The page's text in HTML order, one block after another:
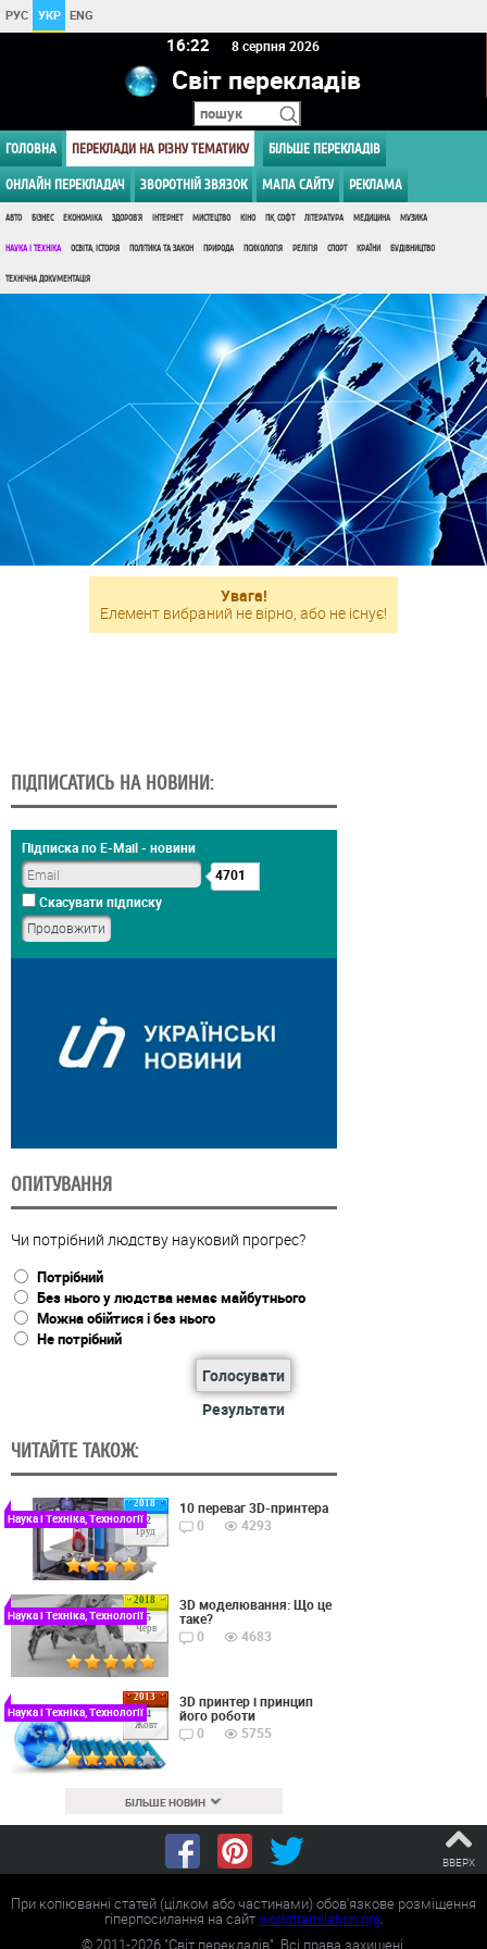
РУС УКР ENG
16:22 8 серпня 2026
Світ перекладів
ГОЛОВНА ПЕРЕКЛАДИ НА РІЗНУ ТЕМАТИКУ БІЛЬШЕ ПЕРЕКЛАДІВ
ОНЛАЙН ПЕРЕКЛАДАЧ ЗВОРОТНІЙ ЗВЯЗОК МАПА САЙТУ РЕКЛАМА
АВТО БІЗНЕС ЕКОНОМІКА ЗДОРОВ'Я ІНТЕРНЕТ МИСТЕЦТВО КІНО ПК, СОФТ ЛІТЕРАТУРА МЕДИЦИНА МУЗИКА
НАУКА І ТЕХНІКА ОСВІТА, ІСТОРІЯ ПОЛІТИКА ТА ЗАКОН ПРИРОДА ПСИХОЛОГІЯ РЕЛІГІЯ СПОРТ КРАЇНИ БУДІВНИЦТВО
ТЕХНІЧНА ДОКУМЕНТАЦІЯ
Увага!
Елемент вибраний не вірно, або не існує!
ПІДПИСАТИСЬ НА НОВИНИ:
Підписка по E-Mail - новини
4701
Скасувати підписку
ОПИТУВАННЯ
Чи потрібний людству науковий прогрес?
Потрібний
Без нього у людства немає майбутнього
Можна обійтися і без нього
Не потрібний
Голосувати
Результати
ЧИТАЙТЕ ТАКОЖ:
2018
22
Груд
Наука і Техніка, Технології
10 переваг 3D-принтера
0
4293
2018
15
Черв
Наука і Техніка, Технології
3D моделювання: Що це
таке?
0
4683
2013
24
Жовт
Наука і Техніка, Технології
3D принтер і принцип
його роботи
0
5755
БІЛЬШЕ НОВИН
ВВЕРХ
При копіюванні статей (цілком або частинами) обов'язкове розміщення
гіперпосилання на сайтworldtranslation.org.